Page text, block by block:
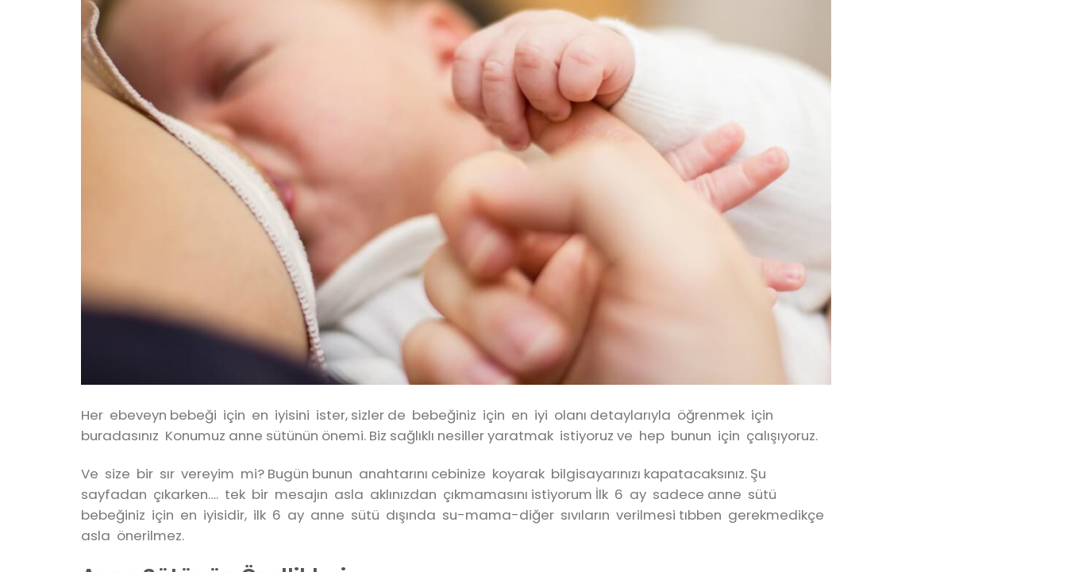
Her ebeveyn bebeği için en iyisini ister, sizler de bebeğiniz için en iyi olanı detaylarıyla öğrenmek için
buradasınız Konumuz anne sütünün önemi. Biz sağlıklı nesiller yaratmak istiyoruz ve hep bunun için çalışıyoruz.
Ve size bir sır vereyim mi? Bugün bunun anahtarını cebinize koyarak bilgisayarınızı kapatacaksınız. Şu
sayfadan çıkarken…. tek bir mesajın asla aklınızdan çıkmamasını istiyorum İlk 6 ay sadece anne sütü
bebeğiniz için en iyisidir, ilk 6 ay anne sütü dışında su-mama-diğer sıvıların verilmesi tıbben gerekmedikçe
asla önerilmez.